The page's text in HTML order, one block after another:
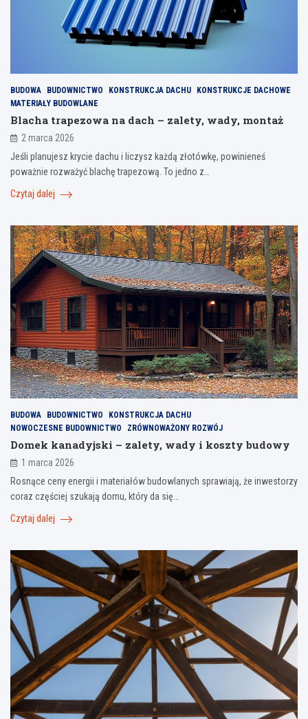
BUDOWA BUDOWNICTWO KONSTRUKCJA DACHU
KONSTRUKCJE DACHOWE
MATERIAŁY BUDOWLANE
Blacha trapezowa na dach – zalety, wady, montaż
2 marca 2026
Jeśli planujesz krycie dachu i liczysz każdą złotówkę, powinieneś
poważnie rozważyć blachę trapezową. To jedno z…
Czytaj dalej
BUDOWA BUDOWNICTWO
KONSTRUKCJA DACHU
NOWOCZESNE BUDOWNICTWO
ZRÓWNOWAŻONY ROZWÓJ
Domek kanadyjski – zalety, wady i koszty budowy
1 marca 2026
Rosnące ceny energii i materiałów budowlanych sprawiają, że inwestorzy
coraz częściej szukają domu, który da się…
Czytaj dalej